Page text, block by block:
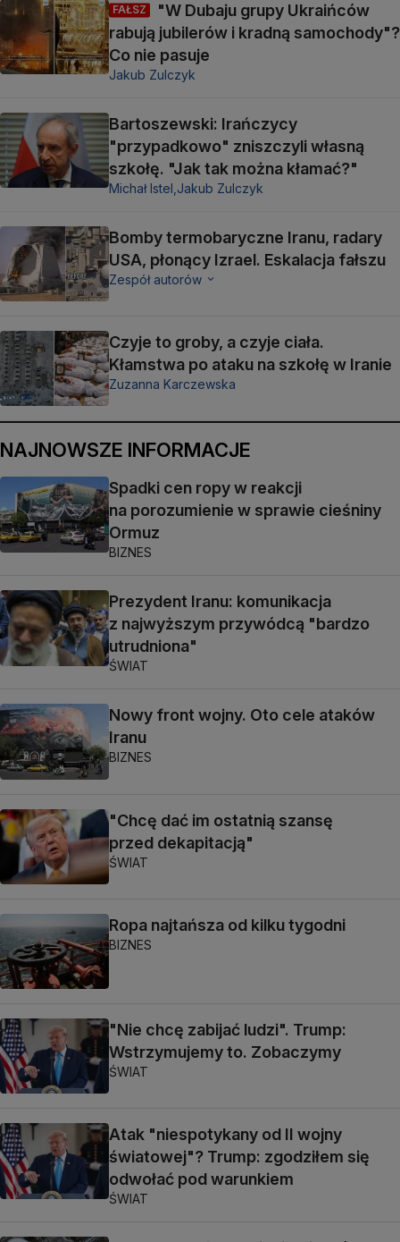
FAŁSZ
"W Dubaju grupy Ukraińców
rabują jubilerów i kradną samochody"?
Co nie pasuje
Jakub Zulczyk
Bartoszewski: Irańczycy
"przypadkowo" zniszczyli własną
szkołę. "Jak tak można kłamać?"
Michał Istel, Jakub Zulczyk
Bomby termobaryczne Iranu, radary
USA, płonący Izrael. Eskalacja fałszu
Zespół autorów
Czyje to groby, a czyje ciała.
Kłamstwa po ataku na szkołę w Iranie
Zuzanna Karczewska
NAJNOWSZE INFORMACJE
Spadki cen ropy w reakcji
na porozumienie w sprawie cieśniny
Ormuz
BIZNES
Prezydent Iranu: komunikacja
z najwyższym przywódcą "bardzo
utrudniona"
ŚWIAT
Nowy front wojny. Oto cele ataków
Iranu
BIZNES
"Chcę dać im ostatnią szansę
przed dekapitacją"
ŚWIAT
Ropa najtańsza od kilku tygodni
BIZNES
"Nie chcę zabijać ludzi". Trump:
Wstrzymujemy to. Zobaczymy
ŚWIAT
Atak "niespotykany od II wojny
światowej"? Trump: zgodziłem się
odwołać pod warunkiem
ŚWIAT